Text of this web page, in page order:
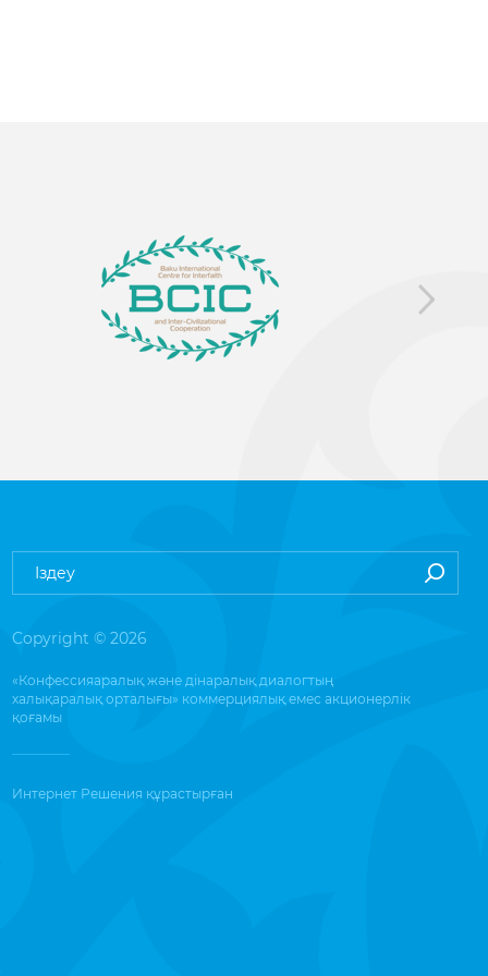
Copyright © 2026
«Конфессияаралық және дінаралық диалогтың
халықаралық орталығы» коммерциялық емес акционерлік
қоғамы
Интернет Решения құрастырған